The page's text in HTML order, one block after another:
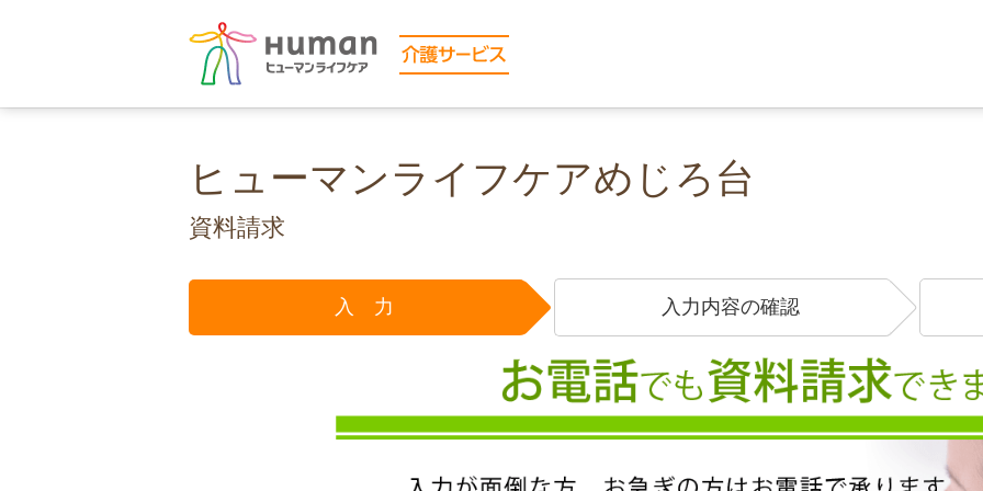
ヒューマンライフケアめじろ台
資料請求
入 力 入力内容の確認